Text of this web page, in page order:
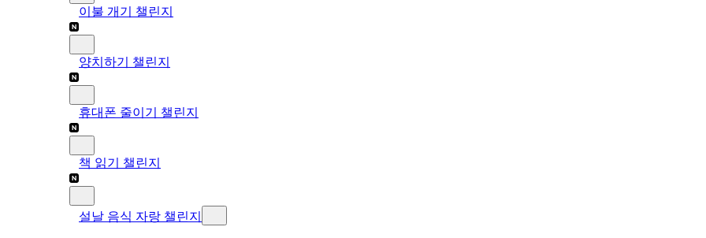
이불 개기 챌린지
양치하기 챌린지
휴대폰 줄이기 챌린지
책 읽기 챌린지
설날 음식 자랑 챌린지